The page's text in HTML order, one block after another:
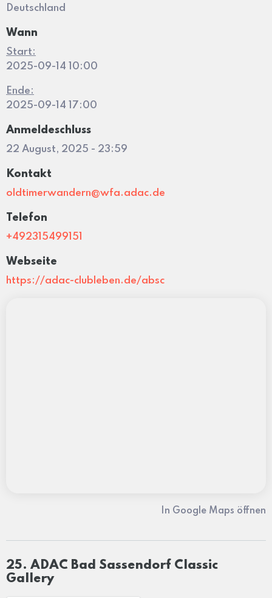
Deutschland
Wann
Start:
2025-09-14 10:00
Ende:
2025-09-14 17:00
Anmeldeschluss
22 August, 2025 - 23:59
Kontakt
oldtimerwandern@wfa.adac.de
Telefon
+492315499151
Webseite
https://adac-clubleben.de/absc
In Google Maps öffnen
25. ADAC Bad Sassendorf Classic
Gallery